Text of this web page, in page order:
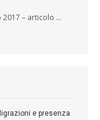
2017 – articolo …
e presenza